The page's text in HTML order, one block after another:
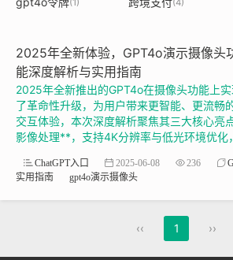
(1) (4)
2025年全新体验，GPT4o演示摄像头
能深度解析与实用指南
2025年全新推出的GPT4o在摄像头功能上
了革命性升级，为用户带来更智能、更流畅
交互体验，本次深度解析聚焦其三大核心亮
影像处理**，支持4K分辨率与低光环境优化
ChatGPT入口 2025-06-08 236
实用指南
gpt4o演示摄像头
‹‹ 1 ››